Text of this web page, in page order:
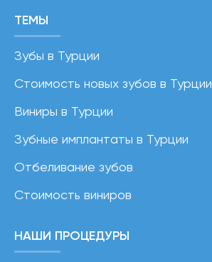
ТЕМЫ
Зубы в Турции
Стоимость новых зубов в Турции
Виниры в Турции
Зубные имплантаты в Турции
Отбеливание зубов
Стоимость виниров
НАШИ ПРОЦЕДУРЫ